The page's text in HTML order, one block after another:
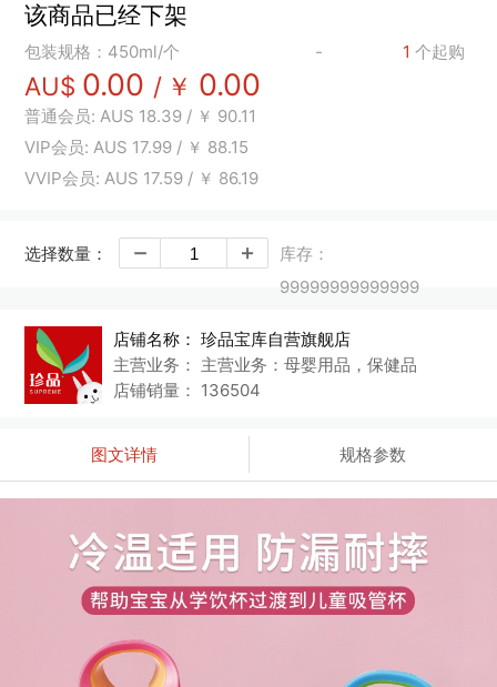
该商品已经下架
包装规格：450ml/个 - 1 个起购
AU$ 0.00 / ￥ 0.00
普通会员:AUS 18.39 / ￥ 90.11
VIP会员:AUS 17.99 / ￥ 88.15
VVIP会员:AUS 17.59 / ￥ 86.19
选择数量：
库存：
99999999999999
店铺名称： 珍品宝库自营旗舰店
主营业务： 主营业务：母婴用品，保健品
店铺销量： 136504
图文详情 规格参数